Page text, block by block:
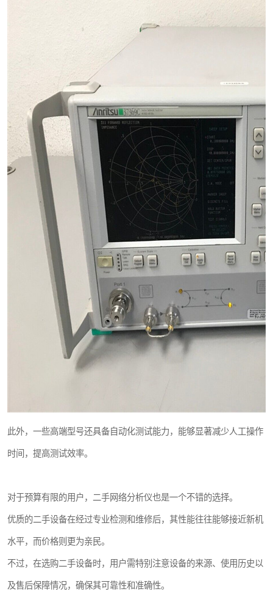
此外，一些高端型号还具备自动化测试能力，能够显著减少人工操作
时间，提高测试效率。
对于预算有限的用户，二手网络分析仪也是一个不错的选择。
优质的二手设备在经过专业检测和维修后，其性能往往能够接近新机
水平，而价格则更为亲民。
不过，在选购二手设备时，用户需特别注意设备的来源、使用历史以
及售后保障情况，确保其可靠性和准确性。